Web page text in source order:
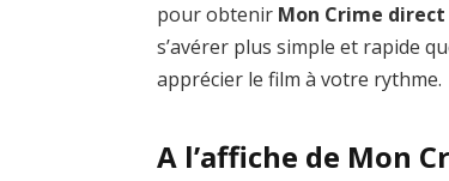
pour obtenir Mon Crime
s’avérer plus simple et rapide
apprécier le film à votre rythme.
A l’affiche de Mon